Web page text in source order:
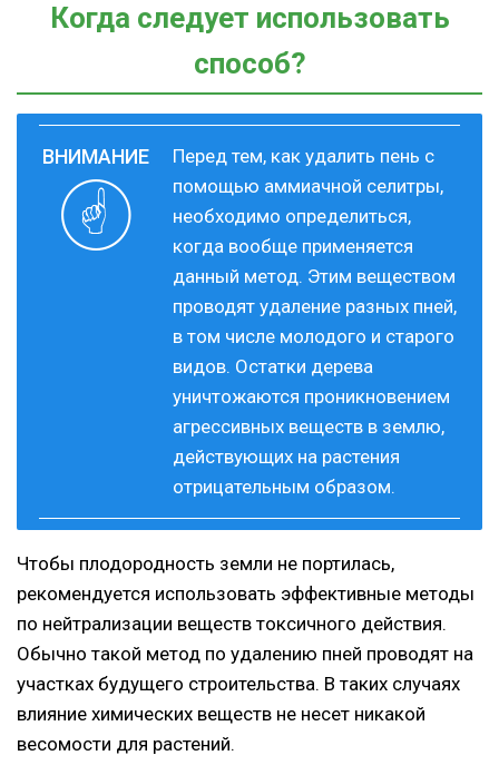
Когда следует использовать
способ?
Перед тем, как удалить пень с
помощью аммиачной селитры,
необходимо определиться,
когда вообще применяется
данный метод. Этим веществом
проводят удаление разных пней,
в том числе молодого и старого
видов. Остатки дерева
уничтожаются проникновением
агрессивных веществ в землю,
действующих на растения
отрицательным образом.
Чтобы плодородность земли не портилась,
рекомендуется использовать эффективные методы
по нейтрализации веществ токсичного действия.
Обычно такой метод по удалению пней проводят на
участках будущего строительства. В таких случаях
влияние химических веществ не несет никакой
весомости для растений.